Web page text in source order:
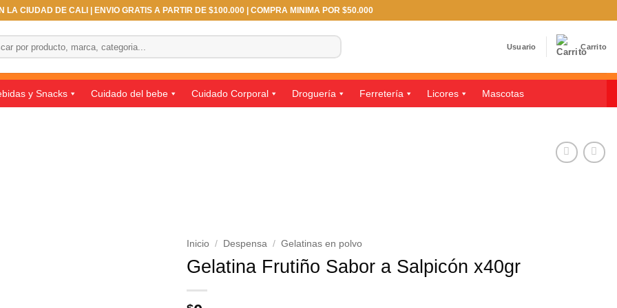
LA CIUDAD DE CALI | ENVIO GRATIS A PARTIR DE $100.000 | COMPRA MINIMA POR $50.000
Usuario Carrito
y Snacks Cuidado del bebe Cuidado Corporal Droguería Ferretería Licores Mascotas
Inicio / Despensa / Gelatinas en polvo
Gelatina Frutiño Sabor a Salpicón x40gr